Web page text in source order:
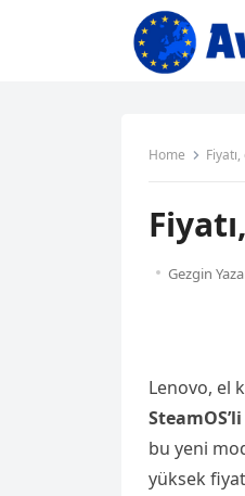
Home
Gezgin
Lenovo, el
bu yeni
yüksek